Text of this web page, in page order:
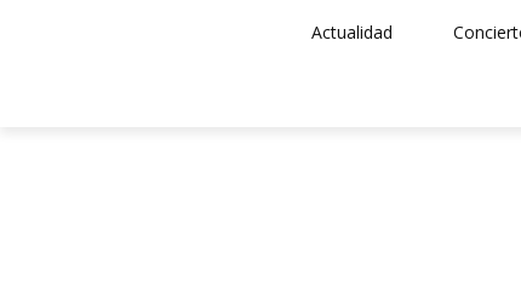
Actualidad